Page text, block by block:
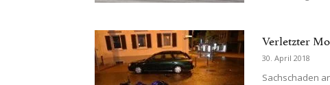
Verletzter
30. April 2018
Sachschaden